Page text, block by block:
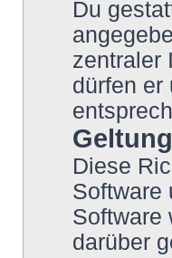
Du
zentraler
dürfen er
Diese
Software
Software
darüber